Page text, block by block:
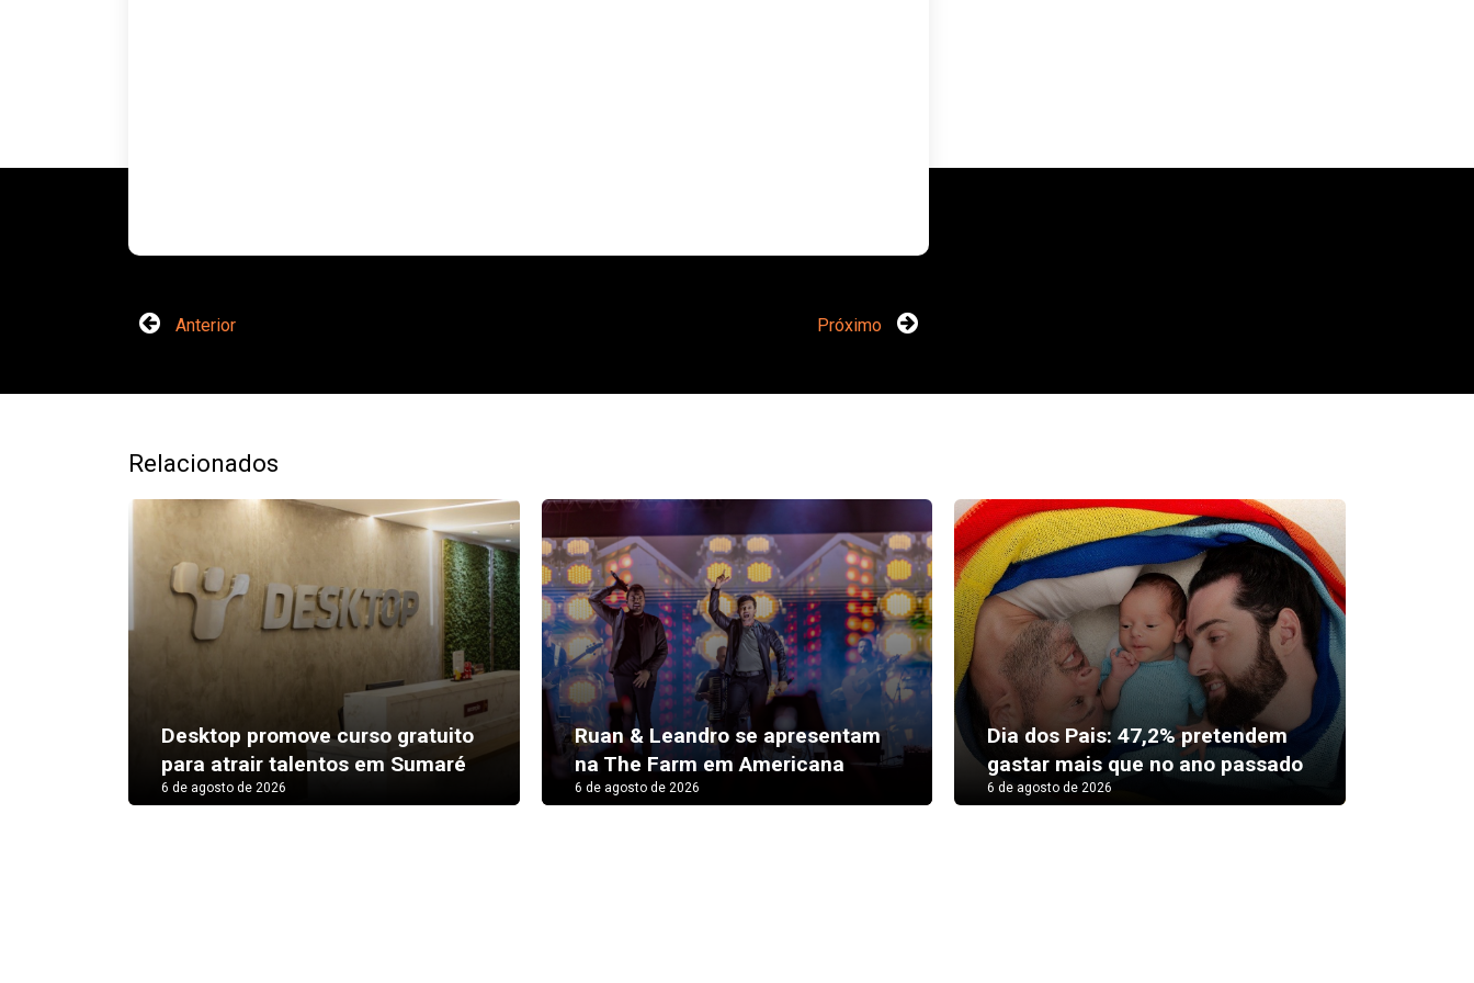
Anterior Próximo
Relacionados
Desktop promove curso gratuito
para atrair talentos em Sumaré
6 de agosto de 2026
Ruan & Leandro se apresentam
na The Farm em Americana
6 de agosto de 2026
Dia dos Pais: 47,2% pretendem
gastar mais que no ano passado
6 de agosto de 2026